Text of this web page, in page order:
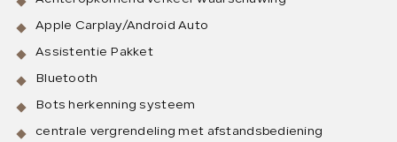
Apple Carplay/Android Auto
Assistentie Pakket
Bluetooth
Bots herkenning systeem
centrale vergrendeling met afstandsbediening